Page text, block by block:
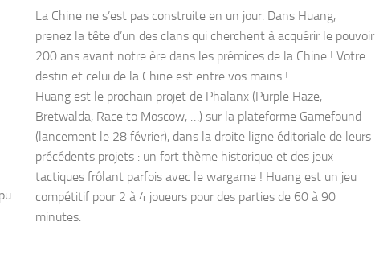
La Chine ne s’est pas construite en un jour. Dans Huang,
prenez la tête d’un des clans qui cherchent à acquérir le pouvoir
200 ans avant notre ère dans les prémices de la Chine ! Votre
destin et celui de la Chine est entre vos mains !
Huang est le prochain projet de Phalanx (Purple Haze,
Bretwalda, Race to Moscow, …) sur la plateforme Gamefound
(lancement le 28 février), dans la droite ligne éditoriale de leurs
précédents projets : un fort thème historique et des jeux
tactiques frôlant parfois avec le wargame ! Huang est un jeu
compétitif pour 2 à 4 joueurs pour des parties de 60 à 90
minutes.